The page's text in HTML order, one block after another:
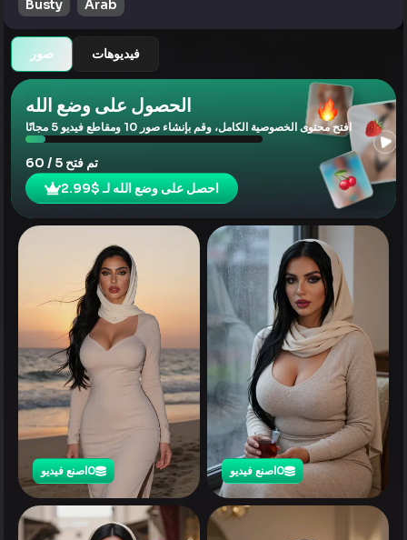
Busty
Arab
صور فيديوهات
الحصول على وضع الله
افتح محتوى الخصوصية الكامل، وقم بإنشاء صور 10 ومقاطع فيديو 5 مجانًا
تم فتح 5 / 60
احصل على وضع الله لـ $2.99
اصنع فيديو0 اصنع فيديو0